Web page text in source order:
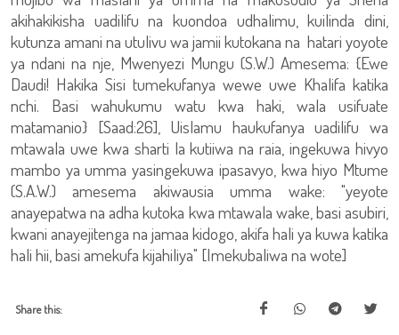
akihakikisha uadilifu na kuondoa udhalimu, kuilinda dini,
kutunza amani na utulivu wa jamii kutokana na hatari yoyote
ya ndani na nje, Mwenyezi Mungu (S.W.) Amesema: {Ewe
Daudi! Hakika Sisi tumekufanya wewe uwe Khalifa katika
nchi. Basi wahukumu watu kwa haki, wala usifuate
matamanio} [Saad:26], Uislamu haukufanya uadilifu wa
mtawala uwe kwa sharti la kutiiwa na raia, ingekuwa hivyo
mambo ya umma yasingekuwa ipasavyo, kwa hiyo Mtume
(S.A.W.) amesema akiwausia umma wake: "yeyote
anayepatwa na adha kutoka kwa mtawala wake, basi asubiri,
kwani anayejitenga na jamaa kidogo, akifa hali ya kuwa katika
hali hii, basi amekufa kijahiliya" [Imekubaliwa na wote]
Share this: